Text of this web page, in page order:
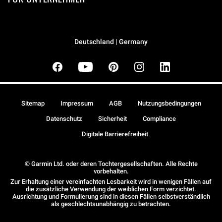
Deutschland | Germany
© Garmin Ltd. oder deren Tochtergesellschaften. Alle Rechte
vorbehalten.
Zur Erhaltung einer vereinfachten Lesbarkeit wird in wenigen Fällen auf
die zusätzliche Verwendung der weiblichen Form verzichtet.
Ausrichtung und Formulierung sind in diesen Fällen selbstverständlich
als geschlechtsunabhängig zu betrachten.
Sitemap Impressum AGB Nutzungsbedingungen
Datenschutz Sicherheit Compliance
Digitale Barrierefreiheit